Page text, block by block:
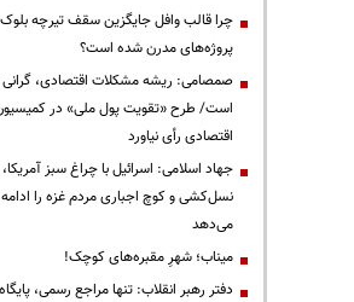
چرا قالب وافل جایگزین سقف تیرچه
پروژه‌های مدرن شده است؟
صمصامی: ریشه مشکلات اقتصادی، گرانی
است/ طرح «تقویت پول ملی» در
اقتصادی رأی نیاورد
جهاد اسلامی: اسرائیل با چراغ سبز آمریکا،
نسل‌کشی و کوچ اجباری مردم غزه را ادامه
می‌دهد
میناب؛ شهرِ مقبره‌های کوچک!
دفتر رهبر انقلاب: تنها مراجع رسمی، پایگاه